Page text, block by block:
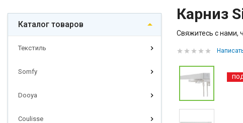
Каталог товаров
Текстиль
Somfy
Dooya
Coulisse
Карниз
Свяжитесь с нами,